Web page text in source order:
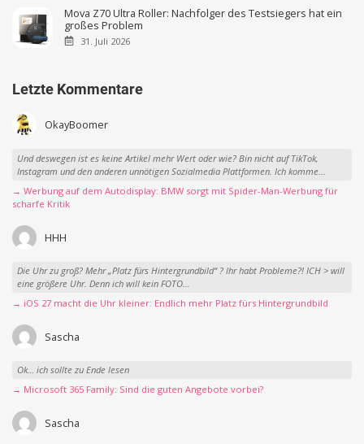
Mova Z70 Ultra Roller: Nachfolger des Testsiegers hat ein
großes Problem
31. Juli 2026
Letzte Kommentare
OkayBoomer
Und deswegen ist es keine Artikel mehr Wert oder wie? Bin nicht auf TikTok,
Instagram und den anderen unnötigen Sozialmedia Plattformen. Ich komme...
→ Werbung auf dem Autodisplay: BMW sorgt mit Spider-Man-Werbung für
scharfe Kritik
HHH
Die Uhr zu groß? Mehr „Platz fürs Hintergrundbild“ ? Ihr habt Probleme?! ICH > will
eine größere Uhr. Denn ich will kein FOTO...
→ iOS 27 macht die Uhr kleiner: Endlich mehr Platz fürs Hintergrundbild
Sascha
Ok… ich sollte zu Ende lesen
→ Microsoft 365 Family: Sind die guten Angebote vorbei?
Sascha